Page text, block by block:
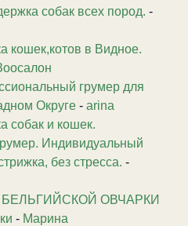
собак всех пород. -
кошек,котов в Видное.
грумер для
Округе - arina
собак и кошек.
Индивидуальный
без стресса. -
БЕЛЬГИЙСКОЙ ОВЧАРКИ
- Марина